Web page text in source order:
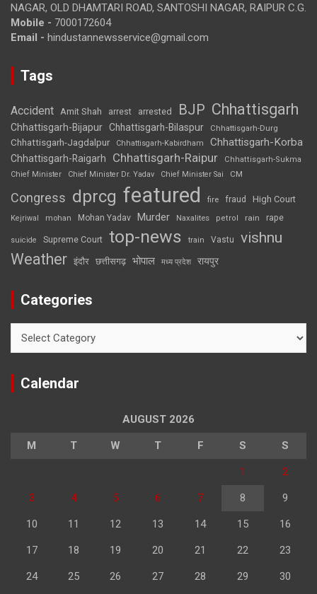
NAGAR, OLD DHAMTARI ROAD, SANTOSHI NAGAR, RAIPUR C.G.
Mobile - 7000172604
Email - hindustannewsservice@gmail.com
Tags
Accident Amit Shah arrest arrested BJP Chhattisgarh
Chhattisgarh-Bijapur Chhattisgarh-Bilaspur Chhattisgarh-Durg
Chhattisgarh-Jagdalpur Chhattisgarh-Kabirdham Chhattisgarh-Korba
Chhattisgarh-Raigarh Chhattisgarh-Raipur
Chhattisgarh-Sukma
Chief Minister
Chief Minister Dr. Yadav Chief Minister Sai CM
Congress dprcg featured fire fraud High Court
Kejriwal mohan Mohan Yadav Murder Naxalites petrol rain rape
suicide Supreme Court top-news train Vastu vishnu
Weather इंदौर छत्तीसगढ़ भोपाल मध्य प्रदेश रायपुर
Categories
Calendar
AUGUST 2026
M T W T F S S
1 2
3 4 5 6 7 8 9
10 11 12 13 14 15 16
17 18 19 20 21 22 23
24 25 26 27 28 29 30